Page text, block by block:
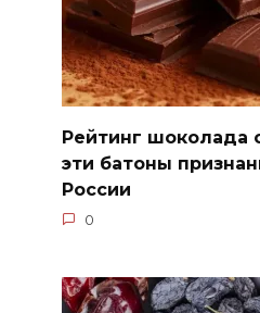
Рейтинг шоколада
эти батоны
России
0